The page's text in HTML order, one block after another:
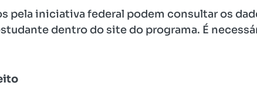
pela iniciativa federal podem consultar os
dentro do site do programa. É